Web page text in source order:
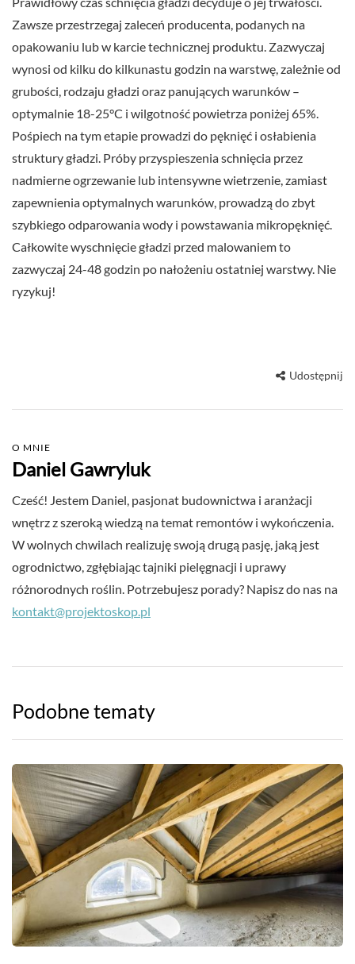
Zawsze przestrzegaj zaleceń producenta, podanych na
opakowaniu lub w karcie technicznej produktu. Zazwyczaj
wynosi od kilku do kilkunastu godzin na warstwę, zależnie od
grubości, rodzaju gładzi oraz panujących warunków –
optymalnie 18-25°C i wilgotność powietrza poniżej 65%.
Pośpiech na tym etapie prowadzi do pęknięć i osłabienia
struktury gładzi. Próby przyspieszenia schnięcia przez
nadmierne ogrzewanie lub intensywne wietrzenie, zamiast
zapewnienia optymalnych warunków, prowadzą do zbyt
szybkiego odparowania wody i powstawania mikropęknięć.
Całkowite wyschnięcie gładzi przed malowaniem to
zazwyczaj 24-48 godzin po nałożeniu ostatniej warstwy. Nie
ryzykuj!
Udostępnij
O MNIE
Daniel Gawryluk
Cześć! Jestem Daniel, pasjonat budownictwa i aranżacji
wnętrz z szeroką wiedzą na temat remontów i wykończenia.
W wolnych chwilach realizuję swoją drugą pasję, jaką jest
ogrodnictwo, zgłębiając tajniki pielęgnacji i uprawy
różnorodnych roślin. Potrzebujesz porady? Napisz do nas na
kontakt@projektoskop.pl
Podobne tematy